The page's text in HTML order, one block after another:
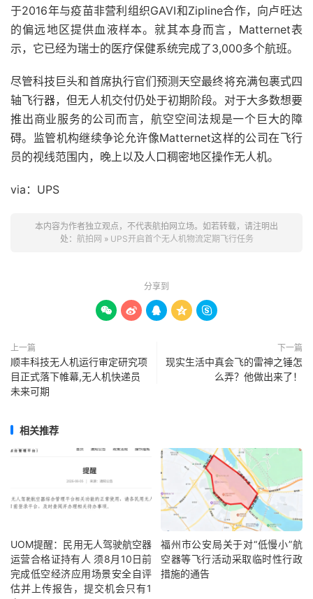
于2016年与疫苗非营利组织GAVI和Zipline合作，向卢旺达
的偏远地区提供血液样本。就其本身而言，Matternet表
示，它已经为瑞士的医疗保健系统完成了3,000多个航班。
尽管科技巨头和首席执行官们预测天空最终将充满包裹式四
轴飞行器，但无人机交付仍处于初期阶段。对于大多数想要
推出商业服务的公司而言，航空空间法规是一个巨大的障
碍。监管机构继续争论允许像Matternet这样的公司在飞行
员的视线范围内，晚上以及人口稠密地区操作无人机。
via：UPS
本内容为作者独立观点，不代表航拍网立场。如若转载，请注明出
处： 航拍网 » UPS开启首个无人机物流定期飞行任务
分享到
    
上一篇
顺丰科技无人机运行审定研究项
目正式落下帷幕,无人机快递员
未来可期
下一篇
现实生活中真会飞的雷神之锤怎
么弄？他做出来了！
相关推荐
UOM提醒：民用无人驾驶航空器
运营合格证持有人 须8月10日前
完成低空经济应用场景安全自评
估并上传报告，提交机会只有1
福州市公安局关于对“低慢小”航
空器等飞行活动采取临时性行政
措施的通告